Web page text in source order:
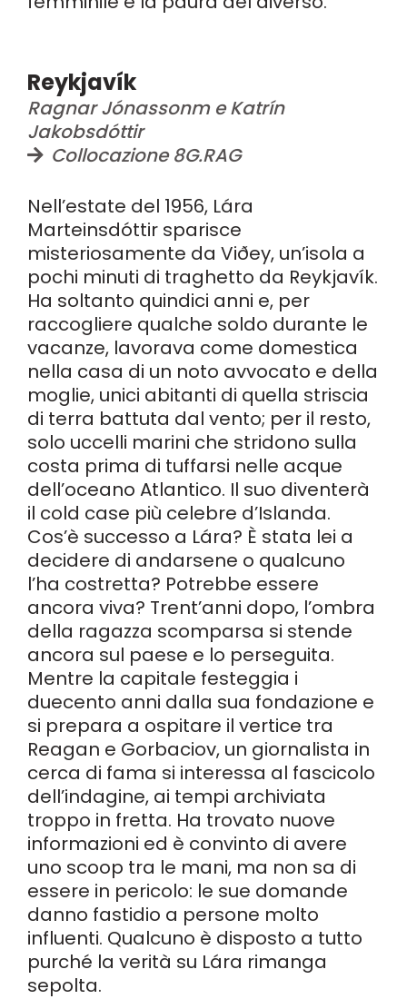
Reykjavík
Ragnar Jónassonm e Katrín
Jakobsdóttir
Collocazione 8G.RAG
Nell’estate del 1956, Lára
Marteinsdóttir sparisce
misteriosamente da Viðey, un’isola a
pochi minuti di traghetto da Reykjavík.
Ha soltanto quindici anni e, per
raccogliere qualche soldo durante le
vacanze, lavorava come domestica
nella casa di un noto avvocato e della
moglie, unici abitanti di quella striscia
di terra battuta dal vento; per il resto,
solo uccelli marini che stridono sulla
costa prima di tuffarsi nelle acque
dell’oceano Atlantico. Il suo diventerà
il cold case più celebre d’Islanda.
Cos’è successo a Lára? È stata lei a
decidere di andarsene o qualcuno
l’ha costretta? Potrebbe essere
ancora viva? Trent’anni dopo, l’ombra
della ragazza scomparsa si stende
ancora sul paese e lo perseguita.
Mentre la capitale festeggia i
duecento anni dalla sua fondazione e
si prepara a ospitare il vertice tra
Reagan e Gorbaciov, un giornalista in
cerca di fama si interessa al fascicolo
dell’indagine, ai tempi archiviata
troppo in fretta. Ha trovato nuove
informazioni ed è convinto di avere
uno scoop tra le mani, ma non sa di
essere in pericolo: le sue domande
danno fastidio a persone molto
influenti. Qualcuno è disposto a tutto
purché la verità su Lára rimanga
sepolta.